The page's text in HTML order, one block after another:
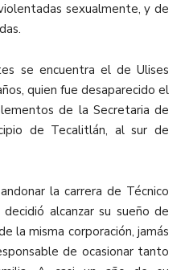
sexualmente, y de
se encuentra el de Ulises
quien fue desaparecido el
de la Secretaria de
de Tecalitlán, al sur de
la carrera de Técnico
alcanzar su sueño de
la misma corporación, jamás
de ocasionar tanto